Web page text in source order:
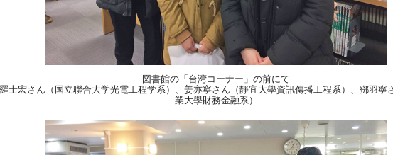
図書館の「台湾コーナー」の前にて
士宏さん（国立聯合大学光電工程学系）、姜亦寧さん（靜宜大學資訊傳播工程系）、鄧羽寧
業大學財務金融系）